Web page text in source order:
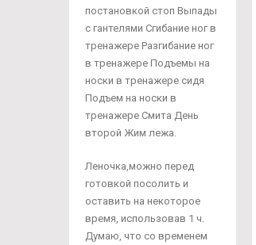
постановкой стоп Выпады
с гантелями Сгибание ног в
тренажере Разгибание ног
в тренажере Подъемы на
носки в тренажере сидя
Подъем на носки в
тренажере Смита День
второй Жим лежа.
Леночка,можно перед
готовкой посолить и
оставить на некоторое
время, использовав 1 ч.
Думаю, что со временем